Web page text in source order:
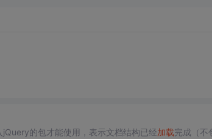
jQuery的包才能使用，表示文档结构已经加载完成（不